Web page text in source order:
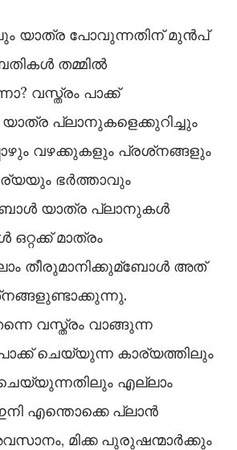
യാത്ര പോവുന്നതിന് മുന്‍പ്
തമ്മില്‍
വസ്ത്രം പാക്ക്
പ്ലാനുകളെക്കുറിച്ചും
വഴക്കുകളും പ്രശ്‌നങ്ങളും
ഭര്‍ത്താവും
യാത്ര പ്ലാനുകള്‍
മാത്രം
തീരുമാനിക്കുമ്ബോള്‍ അത്
വസ്ത്രം വാങ്ങുന്ന
ചെയ്യുന്ന കാര്യത്തിലും
എല്ലാം
എന്തൊക്കെ പ്ലാന്‍
മിക്ക പുരുഷന്മാര്‍ക്കും